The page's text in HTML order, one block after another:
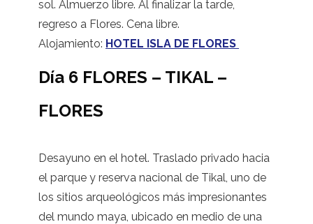
sol. Almuerzo libre. Al finalizar la tarde,
regreso a Flores. Cena libre.
Alojamiento: HOTEL ISLA DE FLORES
Día 6 FLORES – TIKAL –
FLORES
Desayuno en el hotel. Traslado privado hacia
el parque y reserva nacional de Tikal, uno de
los sitios arqueológicos más impresionantes
del mundo maya, ubicado en medio de una